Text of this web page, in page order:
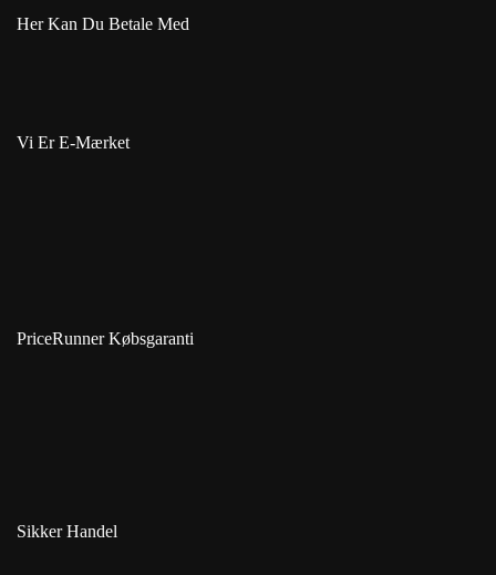
Her Kan Du Betale Med
Vi Er E-Mærket
PriceRunner Købsgaranti
Sikker Handel